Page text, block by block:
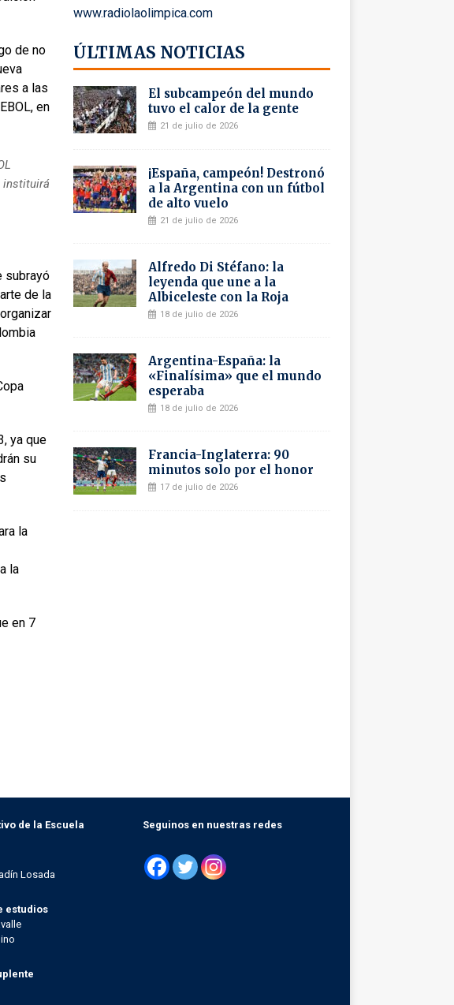
de no
a las
en
instituirá
subrayó
de la
ya que
su
la
la
en 7
www.radiolaolimpica.com
ÚLTIMAS NOTICIAS
El subcampeón del mundo
tuvo el calor de la gente
21 de julio de 2026
¡España, campeón! Destronó
a la Argentina con un fútbol
de alto vuelo
21 de julio de 2026
Alfredo Di Stéfano: la
leyenda que une a la
Albiceleste con la Roja
18 de julio de 2026
Argentina-España: la
«Finalísima» que el mundo
esperaba
18 de julio de 2026
Francia-Inglaterra: 90
minutos solo por el honor
17 de julio de 2026
de la Escuela
Losada
estudios
Seguinos en nuestras redes